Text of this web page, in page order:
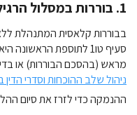
1. בוררות במסלול הרגיל (חובת הנמקה דיספוזיטיבית)
בבוררות קלאסית המתנהלת
סעיף טו1 לתוספת
מראש (בהסכם הבוררות) או
ניהול שלב ההוכחות וסדרי הדין
ההנמקה כדי לזרז את סיום